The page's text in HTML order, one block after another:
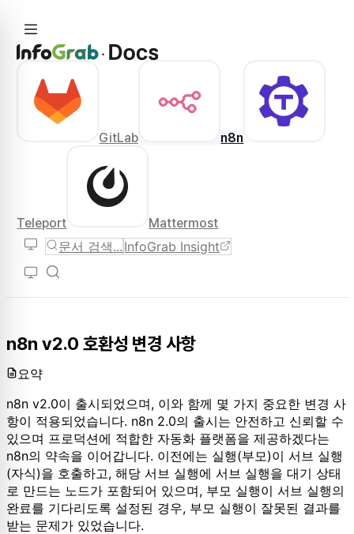
GitLab n8n
Teleport Mattermost
문서 검색... InfoGrab Insight
n8n v2.0 호환성 변경 사항
요약
n8n v2.0이 출시되었으며, 이와 함께 몇 가지 중요한 변경 사
항이 적용되었습니다. n8n 2.0의 출시는 안전하고 신뢰할 수
있으며 프로덕션에 적합한 자동화 플랫폼을 제공하겠다는
n8n의 약속을 이어갑니다. 이전에는 실행(부모)이 서브 실행
(자식)을 호출하고, 해당 서브 실행에 서브 실행을 대기 상태
로 만드는 노드가 포함되어 있으며, 부모 실행이 서브 실행의
완료를 기다리도록 설정된 경우, 부모 실행이 잘못된 결과를
받는 문제가 있었습니다.